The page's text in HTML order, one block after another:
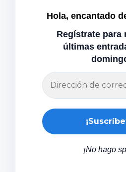
Hola, encantado
Regístrate para
últimas
¡No hago